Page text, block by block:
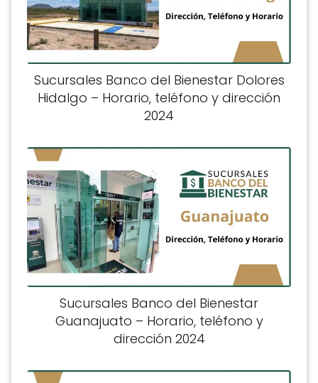
Sucursales Banco del Bienestar Dolores
Hidalgo – Horario, teléfono y dirección
2024
Sucursales Banco del Bienestar
Guanajuato – Horario, teléfono y
dirección 2024